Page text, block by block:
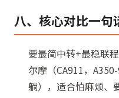
八、核心对比一句
要最简中转+最稳联
尔摩（CA911，
躺），适合怕麻烦、